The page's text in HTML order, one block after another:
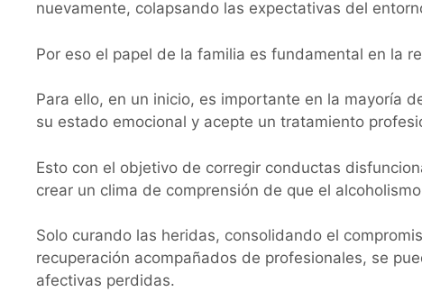
nuevamente, colapsando las expectativas del
Por eso el papel de la familia es fundamental en la
Para ello, en un inicio, es importante en la mayoría
su estado emocional y acepte un tratamiento
Esto con el objetivo de corregir conductas
crear un clima de comprensión de que el
Solo curando las heridas, consolidando el
recuperación acompañados de profesionales, se
afectivas perdidas.